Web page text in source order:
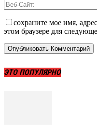
сохраните мое имя,
этом браузере для
ЭТО ПОПУЛЯРНО